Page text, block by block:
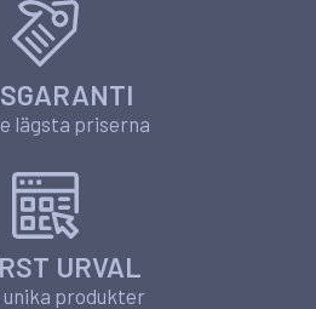
lägsta priserna
URVAL
unika produkter